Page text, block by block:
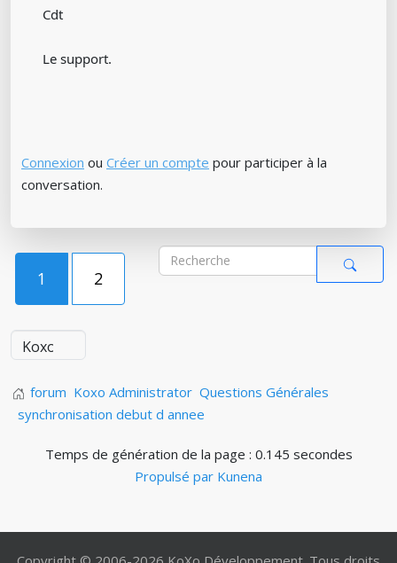
Cdt
Le support.
Connexion ou Créer un compte pour participer à la
conversation.
1 2
forum Koxo Administrator Questions Générales
synchronisation debut d annee
Temps de génération de la page : 0.145 secondes
Propulsé par Kunena